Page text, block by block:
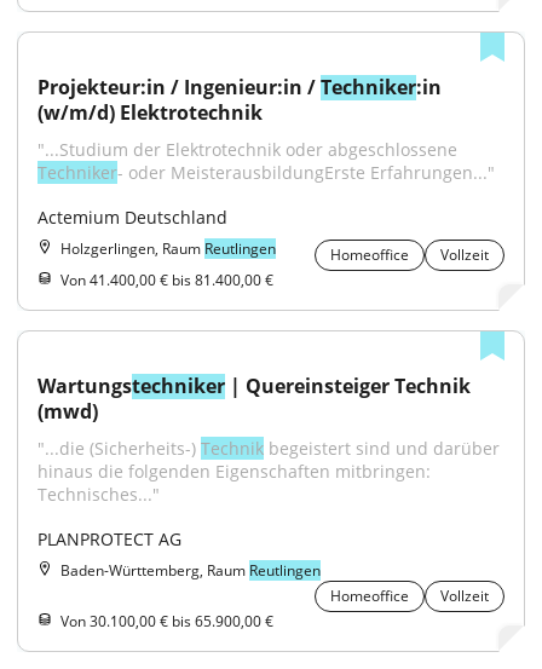
Projekteur:in / Ingenieur:in / Techniker:in
(w/m/d) Elektrotechnik
Techniker- oder MeisterausbildungErste Erfahrungen..."
Actemium Deutschland
Holzgerlingen, Raum Reutlingen Homeoffice
Vollzeit
Von 41.400,00 € bis 81.400,00 €
Wartungstechniker | Quereinsteiger Technik
(mwd)
"...die (Sicherheits-) Technik begeistert sind und darüber
hinaus die folgenden Eigenschaften mitbringen:
Technisches..."
PLANPROTECT AG
Baden-Württemberg, Raum Reutlingen
Homeoffice
Vollzeit
Von 30.100,00 € bis 65.900,00 €